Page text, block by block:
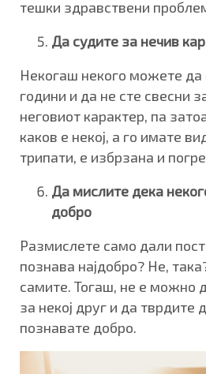
тешки здравствени
Да судите за нечив
Некогаш некого можете да
години и да не сте свесни
неговиот карактер, па
каков е некој, а го имате
трипати, е избрзана и
Да мислите дека
добро
Размислете само дали
познава најдобро? Не,
самите. Тогаш, не е можно
за некој друг и да тврдите
познавате добро.